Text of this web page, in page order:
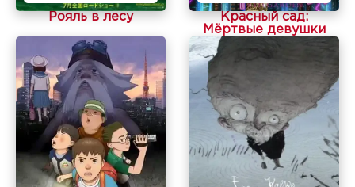
Рояль в лесу
Красный сад:
Мёртвые девушки